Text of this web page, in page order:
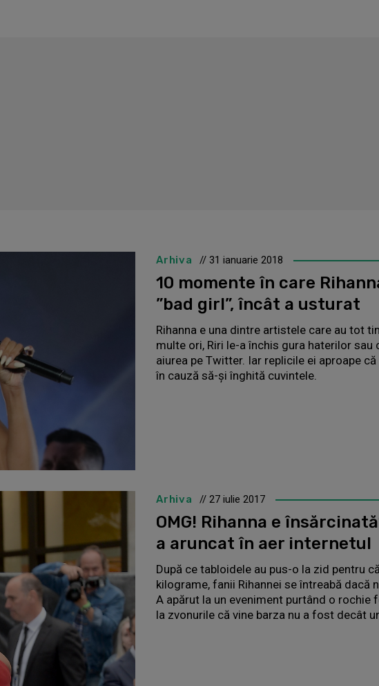
Arhiva // 31 ianuarie 2018
10 momente în care
”bad girl”, încât a usturat
Rihanna e una dintre artistele care au tot
multe ori, Riri le-a închis gura haterilor
aiurea pe Twitter. Iar replicile ei aproape
în cauză să-și înghită cuvintele.
Arhiva // 27 iulie 2017
OMG! Rihanna e
a aruncat în aer internetul
După ce tabloidele au pus-o la zid pentru
kilograme, fanii Rihannei se întreabă dacă
A apărut la un eveniment purtând o rochie
la zvonurile că vine barza nu a fost decât